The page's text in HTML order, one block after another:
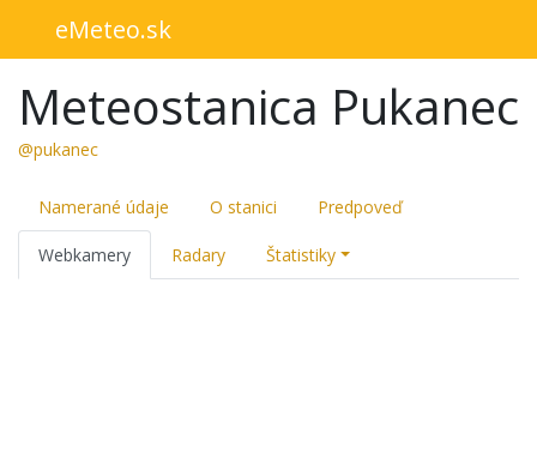
eMeteo.sk
Meteostanica Pukanec
@pukanec
Namerané údaje O stanici Predpoveď
Webkamery Radary Štatistiky